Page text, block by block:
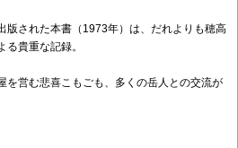
版された本書（1973年）は、だれよりも穂高
貴重な記録。
を営む悲喜こもごも、多くの岳人との交流が